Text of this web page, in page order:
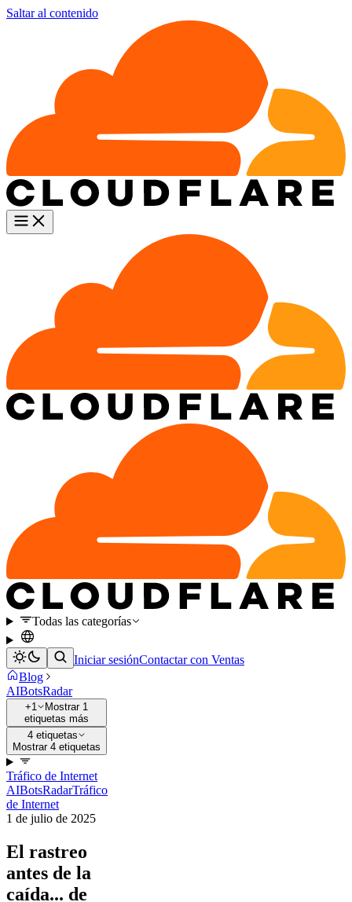
Saltar al contenido
Todas las categorías
Iniciar sesiónContactar con Ventas
Blog
AIBotsRadar
+1
Mostrar 1
etiquetas más
4 etiquetas
Mostrar 4 etiquetas
Tráfico de Internet
AIBotsRadarTráfico
de Internet
1 de julio de 2025
El rastreo
antes de la
caída... de